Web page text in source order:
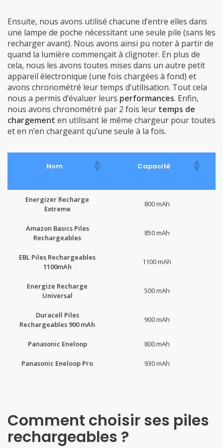
Ensuite, nous avons utilisé chacune d’entre elles dans
une lampe de poche nécessitant une seule pile (sans les
recharger avant). Nous avons ainsi pu noter à partir de
quand la lumière commençait à clignoter. En plus de
cela, nous les avons toutes mises dans un autre petit
appareil électronique (une fois chargées à fond) et
avons chronométré leur temps d’utilisation. Tout cela
nous a permis d’évaluer leurs performances. Enfin,
nous avons chronométré par 2 fois leur temps de
chargement en utilisant le même chargeur pour toutes
et en n’en chargeant qu’une seule à la fois.
Nom Capacité
Energizer Recharge
Extreme
800 mAh
Amazon Basics Piles
Rechargeables
850 mAh
EBL Piles Rechargeables
1100mAh
1100 mAh
Energize Recharge
Universal
500 mAh
Duracell Piles
Rechargeables 900 mAh
900 mAh
Panasonic Eneloop 800 mAh
Panasonic Eneloop Pro 930 mAh
Comment choisir ses piles
rechargeables ?